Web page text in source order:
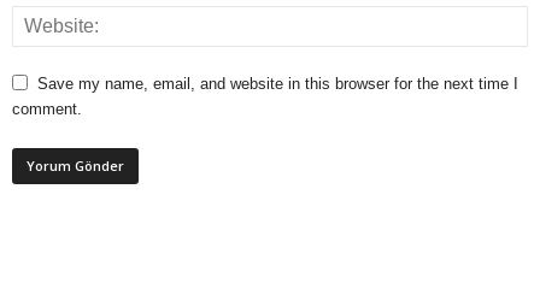
Save my name, email, and website in this browser for the next time I
comment.